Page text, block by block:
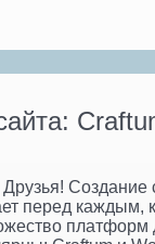
Создание
перед каждым,
платформ